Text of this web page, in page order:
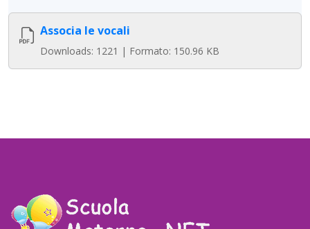
Associa le vocali
Downloads: 1221 | Formato: 150.96 KB